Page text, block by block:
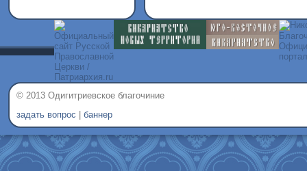
© 2013 Одигитриевское благочиние
задать вопрос
баннер